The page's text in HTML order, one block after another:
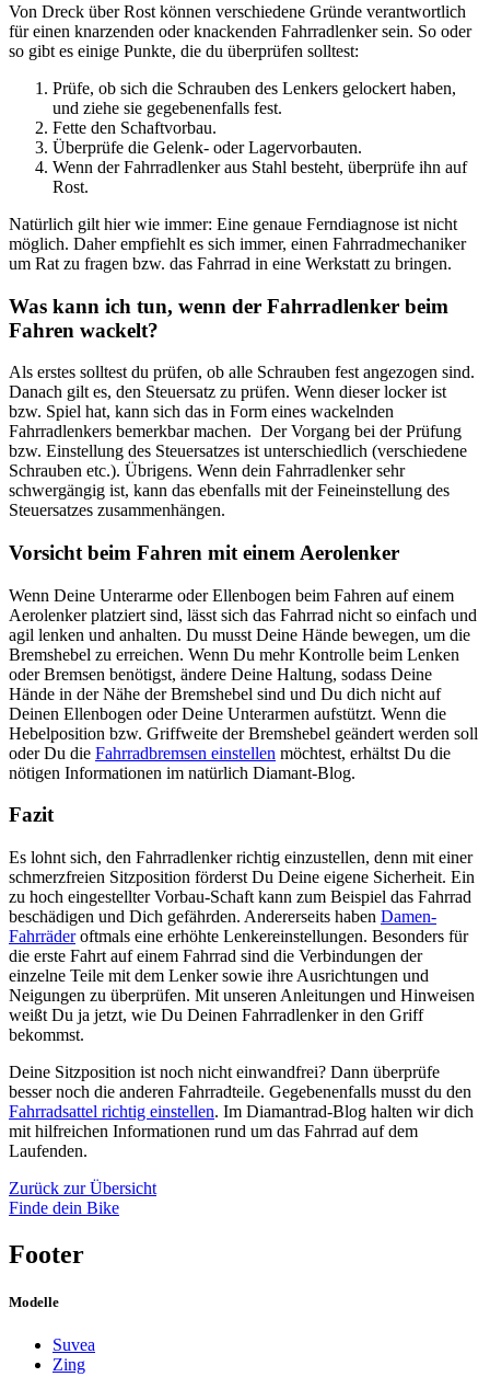
Von Dreck über Rost können verschiedene Gründe verantwortlich
für einen knarzenden oder knackenden Fahrradlenker sein. So oder
so gibt es einige Punkte, die du überprüfen solltest:
Prüfe, ob sich die Schrauben des Lenkers gelockert haben,
und ziehe sie gegebenenfalls fest.
Fette den Schaftvorbau.
Überprüfe die Gelenk- oder Lagervorbauten.
Wenn der Fahrradlenker aus Stahl besteht, überprüfe ihn auf
Rost.
Natürlich gilt hier wie immer: Eine genaue Ferndiagnose ist nicht
möglich. Daher empfiehlt es sich immer, einen Fahrradmechaniker
um Rat zu fragen bzw. das Fahrrad in eine Werkstatt zu bringen.
Was kann ich tun, wenn der Fahrradlenker beim
Fahren wackelt?
Als erstes solltest du prüfen, ob alle Schrauben fest angezogen sind.
Danach gilt es, den Steuersatz zu prüfen. Wenn dieser locker ist
bzw. Spiel hat, kann sich das in Form eines wackelnden
Fahrradlenkers bemerkbar machen. Der Vorgang bei der Prüfung
bzw. Einstellung des Steuersatzes ist unterschiedlich (verschiedene
Schrauben etc.). Übrigens. Wenn dein Fahrradlenker sehr
schwergängig ist, kann das ebenfalls mit der Feineinstellung des
Steuersatzes zusammenhängen.
Vorsicht beim Fahren mit einem Aerolenker
Wenn Deine Unterarme oder Ellenbogen beim Fahren auf einem
Aerolenker platziert sind, lässt sich das Fahrrad nicht so einfach und
agil lenken und anhalten. Du musst Deine Hände bewegen, um die
Bremshebel zu erreichen. Wenn Du mehr Kontrolle beim Lenken
oder Bremsen benötigst, ändere Deine Haltung, sodass Deine
Hände in der Nähe der Bremshebel sind und Du dich nicht auf
Deinen Ellenbogen oder Deine Unterarmen aufstützt. Wenn die
Hebelposition bzw. Griffweite der Bremshebel geändert werden soll
oder Du die Fahrradbremsen einstellen möchtest, erhältst Du die
nötigen Informationen im natürlich Diamant-Blog.
Fazit
Es lohnt sich, den Fahrradlenker richtig einzustellen, denn mit einer
schmerzfreien Sitzposition förderst Du Deine eigene Sicherheit. Ein
zu hoch eingestellter Vorbau-Schaft kann zum Beispiel das Fahrrad
beschädigen und Dich gefährden. Andererseits haben Damen-
Fahrräderoftmals eine erhöhte Lenkereinstellungen. Besonders für
die erste Fahrt auf einem Fahrrad sind die Verbindungen der
einzelne Teile mit dem Lenker sowie ihre Ausrichtungen und
Neigungen zu überprüfen. Mit unseren Anleitungen und Hinweisen
weißt Du ja jetzt, wie Du Deinen Fahrradlenker in den Griff
bekommst.
Deine Sitzposition ist noch nicht einwandfrei? Dann überprüfe
besser noch die anderen Fahrradteile. Gegebenenfalls musst du den
Fahrradsattel richtig einstellen. Im Diamantrad-Blog halten wir dich
mit hilfreichen Informationen rund um das Fahrrad auf dem
Laufenden.
Zurück zur Übersicht
Finde dein Bike
Footer
Modelle
Suvea
Zing